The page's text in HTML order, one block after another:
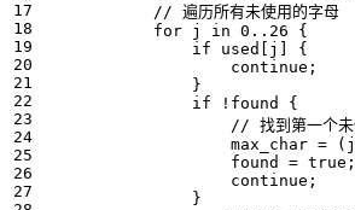
for j in 0 .. 26
{
if
used [ j ]
{
continue ;
}
if
! found {
max_char = ( j
found
= true ;
continue ;
}